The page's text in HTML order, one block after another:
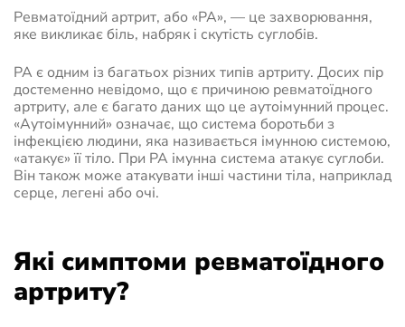
Ревматоїдний артрит, або «РА», — це захворювання,
яке викликає біль, набряк і скутість суглобів.
РА є одним із багатьох різних типів артриту. Досих пір
достеменно невідомо, що є причиною ревматоїдного
артриту, але є багато даних що це аутоімунний процес.
«Аутоімунний» означає, що система боротьби з
інфекцією людини, яка називається імунною системою,
«атакує» її тіло. При РА імунна система атакує суглоби.
Він також може атакувати інші частини тіла, наприклад
серце, легені або очі.
Які симптоми ревматоїдного
артриту?